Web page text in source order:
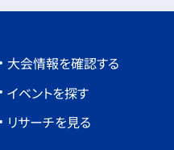
大会情報を確認する
イベントを探す
リサーチを見る